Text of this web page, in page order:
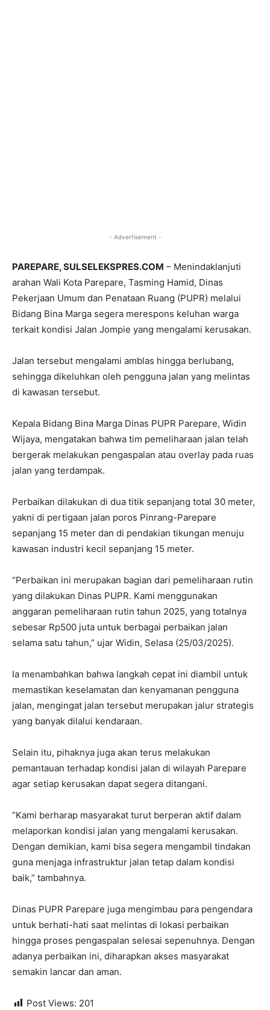
- Advertisement -
PAREPARE, SULSELEKSPRES.COM – Menindaklanjuti
arahan Wali Kota Parepare, Tasming Hamid, Dinas
Pekerjaan Umum dan Penataan Ruang (PUPR) melalui
Bidang Bina Marga segera merespons keluhan warga
terkait kondisi Jalan Jompie yang mengalami kerusakan.
Jalan tersebut mengalami amblas hingga berlubang,
sehingga dikeluhkan oleh pengguna jalan yang melintas
di kawasan tersebut.
Kepala Bidang Bina Marga Dinas PUPR Parepare, Widin
Wijaya, mengatakan bahwa tim pemeliharaan jalan telah
bergerak melakukan pengaspalan atau overlay pada ruas
jalan yang terdampak.
Perbaikan dilakukan di dua titik sepanjang total 30 meter,
yakni di pertigaan jalan poros Pinrang-Parepare
sepanjang 15 meter dan di pendakian tikungan menuju
kawasan industri kecil sepanjang 15 meter.
“Perbaikan ini merupakan bagian dari pemeliharaan rutin
yang dilakukan Dinas PUPR. Kami menggunakan
anggaran pemeliharaan rutin tahun 2025, yang totalnya
sebesar Rp500 juta untuk berbagai perbaikan jalan
selama satu tahun,” ujar Widin, Selasa (25/03/2025).
Ia menambahkan bahwa langkah cepat ini diambil untuk
memastikan keselamatan dan kenyamanan pengguna
jalan, mengingat jalan tersebut merupakan jalur strategis
yang banyak dilalui kendaraan.
Selain itu, pihaknya juga akan terus melakukan
pemantauan terhadap kondisi jalan di wilayah Parepare
agar setiap kerusakan dapat segera ditangani.
“Kami berharap masyarakat turut berperan aktif dalam
melaporkan kondisi jalan yang mengalami kerusakan.
Dengan demikian, kami bisa segera mengambil tindakan
guna menjaga infrastruktur jalan tetap dalam kondisi
baik,” tambahnya.
Dinas PUPR Parepare juga mengimbau para pengendara
untuk berhati-hati saat melintas di lokasi perbaikan
hingga proses pengaspalan selesai sepenuhnya. Dengan
adanya perbaikan ini, diharapkan akses masyarakat
semakin lancar dan aman.
Post Views: 201